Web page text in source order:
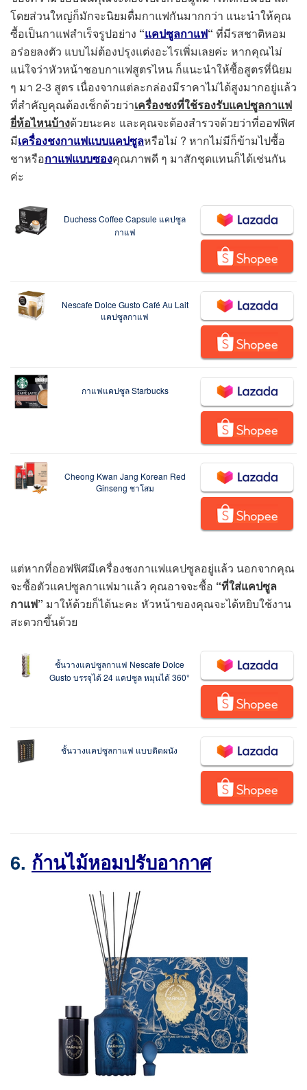
โดยส่วนใหญ่ก็มักจะนิยมดื่มกาแฟกันมากกว่า แนะนำให้คุณ
ซื้อเป็นกาแฟสำเร็จรูปอย่าง “แคปซูลกาแฟ“ ที่มีรสชาติหอม
อร่อยลงตัว แบบไม่ต้องปรุงแต่งอะไรเพิ่มเลยค่ะ หากคุณไม่
แน่ใจว่าหัวหน้าชอบกาแฟสูตรไหน ก็แนะนำให้ซื้อสูตรที่นิยม
ๆ มา 2-3 สูตร เนื่องจากแต่ละกล่องมีราคาไม่ได้สูงมากอยู่แล้ว
ที่สำคัญคุณต้องเช็กด้วยว่าเครื่องชงที่ใช้รองรับแคปซูลกาแฟ
ยี่ห้อไหนบ้างด้วยนะคะ และคุณจะต้องสำรวจด้วยว่าที่ออฟฟิศ
มีเครื่องชงกาแฟแบบแคปซูลหรือไม่ ? หากไม่มีก็ข้ามไปซื้อ
ชาหรือกาแฟแบบซองคุณภาพดี ๆ มาสักชุดแทนก็ได้เช่นกัน
ค่ะ
Duchess Coffee Capsule แคปซูล
กาแฟ
Nescafe Dolce Gusto Café Au Lait
แคปซูลกาแฟ
กาแฟแคปซูล Starbucks
Cheong Kwan Jang Korean Red
Ginseng ชาโสม
แต่หากที่ออฟฟิศมีเครื่องชงกาแฟแคปซูลอยู่แล้ว นอกจากคุณ
จะซื้อตัวแคปซูลกาแฟมาแล้ว คุณอาจจะซื้อ “ที่ใส่แคปซูล
กาแฟ” มาให้ด้วยก็ได้นะคะ หัวหน้าของคุณจะได้หยิบใช้งาน
สะดวกขึ้นด้วย
ชั้นวางแคปซูลกาแฟ Nescafe Dolce
Gusto บรรจุได้ 24 แคปซูล หมุนได้ 360°
ชั้นวางแคปซูลกาแฟ แบบติดผนัง
6. ก้านไม้หอมปรับอากาศ